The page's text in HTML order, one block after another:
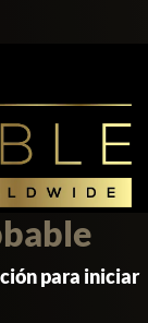
para iniciar